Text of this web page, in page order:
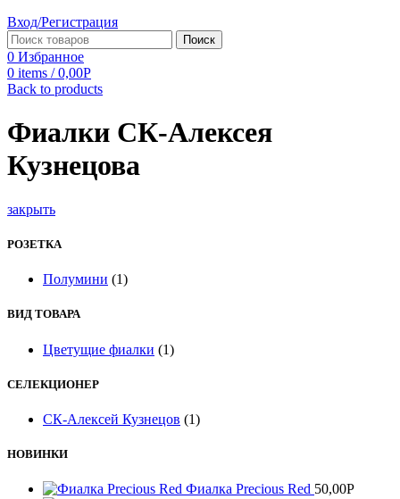
Вход/Регистрация
Поиск
0 Избранное
0 items / 0,00Р
Back to products
Фиалки СК-Алексея
Кузнецова
закрыть
РОЗЕТКА
Полумини (1)
ВИД ТОВАРА
Цветущие фиалки (1)
СЕЛЕКЦИОНЕР
СК-Алексей Кузнецов (1)
НОВИНКИ
Фиалка Precious Red 50,00Р